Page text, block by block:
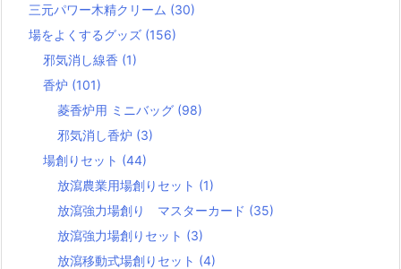
三元パワー木精クリーム (30)
場をよくするグッズ (156)
邪気消し線香 (1)
香炉 (101)
菱香炉用 ミニバッグ (98)
邪気消し香炉 (3)
場創りセット (44)
放瀉農業用場創りセット (1)
放瀉強力場創り マスターカード (35)
放瀉強力場創りセット (3)
放瀉移動式場創りセット (4)